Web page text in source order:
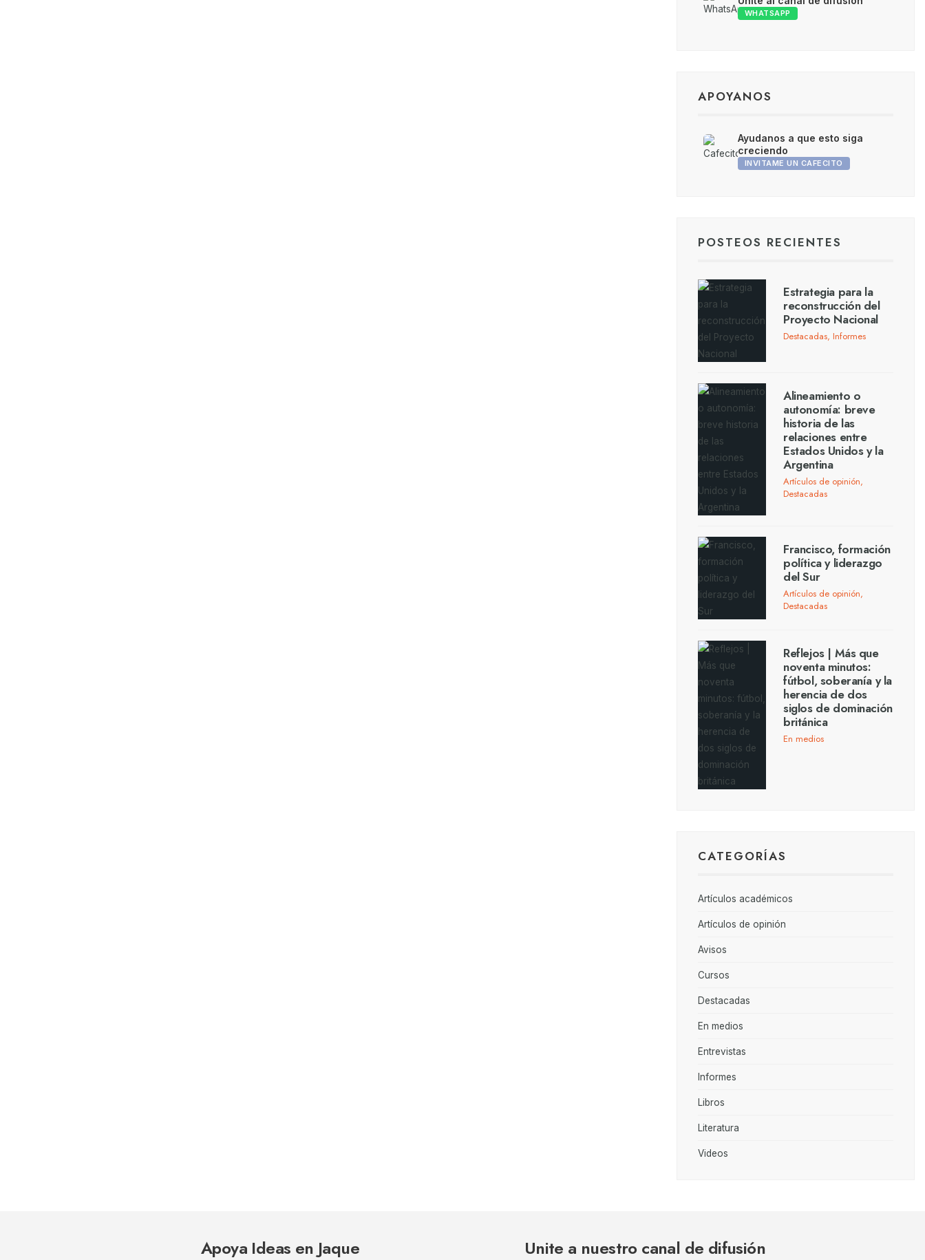
WHATSAPP
APOYANOS
Ayudanos a que esto siga
creciendo
INVITAME UN CAFECITO
POSTEOS RECIENTES
Estrategia para la
reconstrucción del
Proyecto Nacional
Destacadas, Informes
Alineamiento o
autonomía: breve
historia de las
relaciones entre
Estados Unidos y la
Argentina
Artículos de opinión,
Destacadas
Francisco, formación
política y liderazgo
del Sur
Artículos de opinión,
Destacadas
Reflejos | Más que
noventa minutos:
fútbol, soberanía y la
herencia de dos
siglos de dominación
británica
En medios
CATEGORÍAS
Artículos académicos
Artículos de opinión
Avisos
Cursos
Destacadas
En medios
Entrevistas
Informes
Libros
Literatura
Videos
Apoya Ideas en Jaque Unite a nuestro canal de difusión